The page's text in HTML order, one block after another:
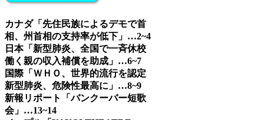
カナダ「先住民族によるデモで首
相、州首相の支持率が低下」…2~4
日本「新型肺炎、全国で一斉休校
働く親の収入補償を助成」…6~7
国際「ＷＨＯ、世界的流行を認定
新型肺炎、危険性最高に」…8~9
新報リポート「バンクーバー短歌
会」…13~14